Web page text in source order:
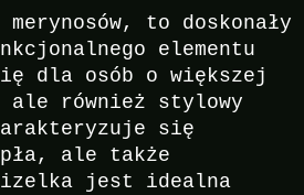
to doskonały
elementu
dla osób o większej
również stylowy
się
ale także
jest idealna